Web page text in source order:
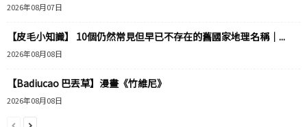
2026年08月07日
【皮毛小知識】 10個仍然常見但早已不存在的舊國家地理名稱｜...
2026年08月08日
【Badiucao 巴丟草】漫畫《竹維尼》
2026年08月08日